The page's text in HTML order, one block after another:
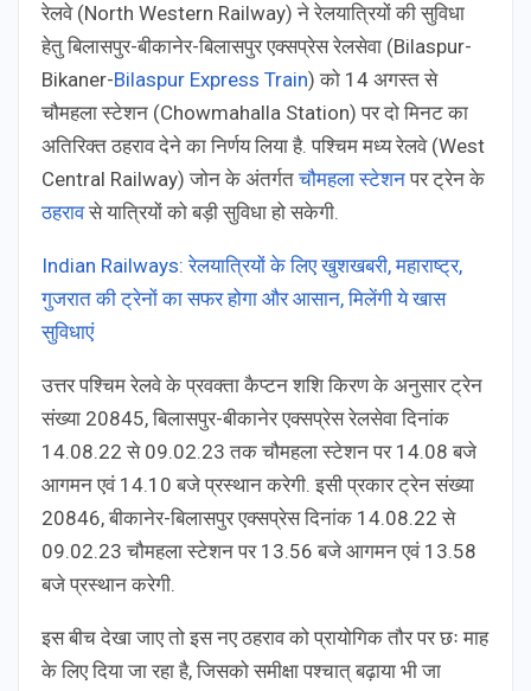
रेलवे (North Western Railway) ने रेलयात्रियों की सुविधा
हेतु बिलासपुर-बीकानेर-बिलासपुर एक्सप्रेस रेलसेवा (Bilaspur-
Bikaner-Bilaspur Express Train) को 14 अगस्‍त से
चौमहला स्टेशन (Chowmahalla Station) पर दो म‍िनट का
अत‍िर‍िक्‍त ठहराव देने का न‍िर्णय ल‍िया है. पश्‍च‍िम मध्‍य रेलवे (West
Central Railway) जोन के अंतर्गतचौमहला स्टेशनपर ट्रेन के
ठहरावसे यात्र‍ियों को बड़ी सुव‍िधा हो सकेगी.
Indian Railways: रेलयात्र‍ियों के ल‍िए खुशखबरी, महाराष्‍ट्र,
गुजरात की ट्रेनों का सफर होगा और आसान, म‍िलेंगी ये खास
सुव‍िधाएं
उत्तर पश्चिम रेलवे के प्रवक्‍ता कैप्टन शशि किरण के अनुसार ट्रेन
संख्या 20845, बिलासपुर-बीकानेर एक्सप्रेस रेलसेवा दिनांक
14.08.22 से 09.02.23 तक चौमहला स्टेशन पर 14.08 बजे
आगमन एवं 14.10 बजे प्रस्थान करेगी. इसी प्रकार ट्रेन संख्या
20846, बीकानेर-बिलासपुर एक्सप्रेस दिनांक 14.08.22 से
09.02.23 चौमहला स्टेशन पर 13.56 बजे आगमन एवं 13.58
बजे प्रस्थान करेगी.
इस बीच देखा जाए तो इस नए ठहराव को प्रायोगिक तौर पर छः माह
के लिए दिया जा रहा है, ज‍िसको समीक्षा पश्चात् बढ़ाया भी जा